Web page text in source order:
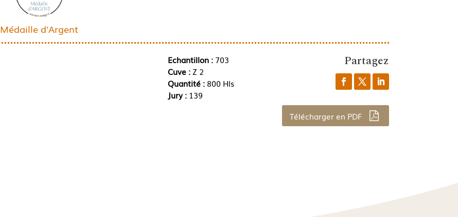
Médaille d'Argent
Echantillon :703
Cuve : Z 2
Quantité : 800 Hls
Jury : 139
Partagez
Télécharger en PDF